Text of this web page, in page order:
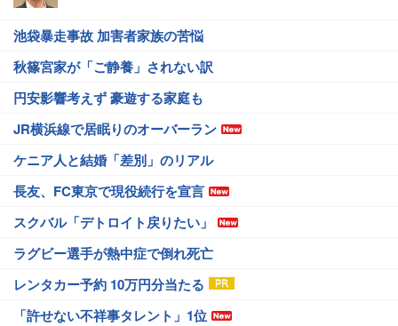
池袋暴走事故 加害者家族の苦悩
秋篠宮家が「ご静養」されない訳
円安影響考えず 豪遊する家庭も
JR横浜線で居眠りのオーバーラン
ケニア人と結婚「差別」のリアル
長友、FC東京で現役続行を宣言
スクバル「デトロイト戻りたい」
ラグビー選手が熱中症で倒れ死亡
レンタカー予約 10万円分当たる
「許せない不祥事タレント」1位